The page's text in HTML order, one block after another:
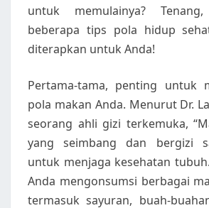
untuk memulainya?
beberapa tips pola hidup
diterapkan untuk Anda!
Pertama-tama, penting untuk
pola makan Anda. Menurut Dr.
seorang ahli gizi terkemuka,
yang seimbang dan bergizi
untuk menjaga kesehatan
Anda mengonsumsi berbagai
termasuk sayuran, buah-